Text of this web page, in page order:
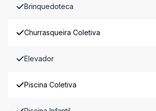
Brinquedoteca
Churrasqueira Coletiva
Elevador
Piscina Coletiva